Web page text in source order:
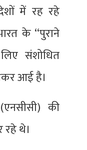
में रह रहे
के ‘‘पुराने
संशोधित
आई है।
की
रहे थे।